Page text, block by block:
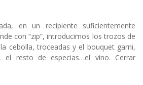
en un recipiente suficientemente
con “zip”, introducimos los trozos de
cebolla, troceadas y el bouquet garni,
el resto de especias…el vino. Cerrar